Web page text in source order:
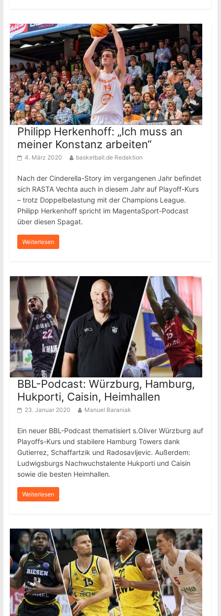
Philipp Herkenhoff: „Ich muss an
meiner Konstanz arbeiten“
4. März 2020 basketball.de Redaktion
Nach der Cinderella-Story im vergangenen Jahr befindet
sich RASTA Vechta auch in diesem Jahr auf Playoff-Kurs
– trotz Doppelbelastung mit der Champions League.
Philipp Herkenhoff spricht im MagentaSport-Podcast
über diesen Spagat.
Weiterlesen
BBL-Podcast: Würzburg, Hamburg,
Hukporti, Caisin, Heimhallen
23. Januar 2020 Manuel Baraniak
Ein neuer BBL-Podcast thematisiert s.Oliver Würzburg auf
Playoffs-Kurs und stabilere Hamburg Towers dank
Gutierrez, Schaffartzik und Radosavljevic. Außerdem:
Ludwigsburgs Nachwuchstalente Hukporti und Caisin
sowie die besten Heimhallen.
Weiterlesen